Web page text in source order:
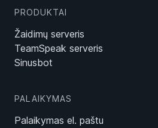
PRODUKTAI
Žaidimų serveris
TeamSpeak serveris
Sinusbot
PALAIKYMAS
Palaikymas el. paštu